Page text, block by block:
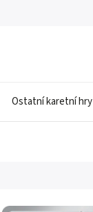
Ostatní karetní hry